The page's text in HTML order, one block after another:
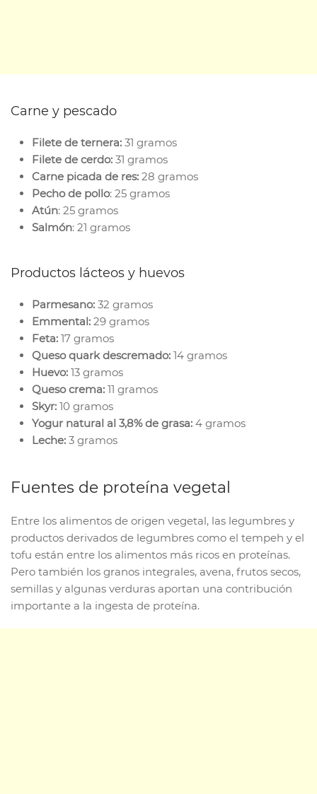
Carne y pescado
Filete de ternera: 31 gramos
Filete de cerdo: 31 gramos
Carne picada de res: 28 gramos
Pecho de pollo: 25 gramos
Atún: 25 gramos
Salmón: 21 gramos
Productos lácteos y huevos
Parmesano: 32 gramos
Emmental: 29 gramos
Feta: 17 gramos
Queso quark descremado: 14 gramos
Huevo: 13 gramos
Queso crema: 11 gramos
Skyr: 10 gramos
Yogur natural al 3,8% de grasa: 4 gramos
Leche: 3 gramos
Fuentes de proteína vegetal
Entre los alimentos de origen vegetal, las legumbres y
productos derivados de legumbres como el tempeh y el
tofu están entre los alimentos más ricos en proteínas.
Pero también los granos integrales, avena, frutos secos,
semillas y algunas verduras aportan una contribución
importante a la ingesta de proteína.